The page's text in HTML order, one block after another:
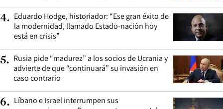
4. Eduardo Hodge, historiador: “Ese gran éxito de
la modernidad, llamado Estado-nación hoy
está en crisis”
5. Rusia pide “madurez” a los socios de Ucrania y
advierte de que “continuará” su invasión en
caso contrario
6. Líbano e Israel interrumpen sus